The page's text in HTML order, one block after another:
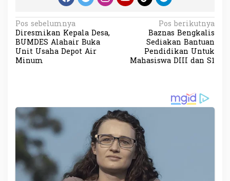
N
a
v
s
i
p
o
s
Pos sebelumnya
Diresmikan Kepala Desa,
BUMDES Alahair Buka
Unit Usaha Depot Air
Minum
Pos berikutnya
Baznas Bengkalis
Sediakan Bantuan
Pendidikan Untuk
Mahasiswa DIII dan S1